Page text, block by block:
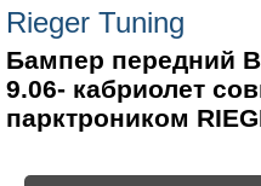
Rieger Tuning
Бампер передний
9.06- кабриолет
парктроником